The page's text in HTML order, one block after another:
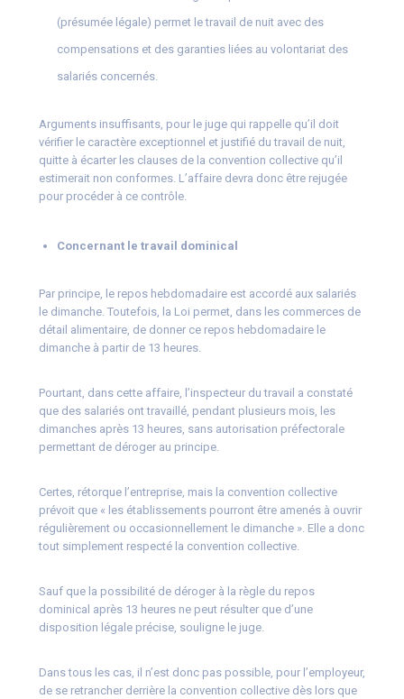
(présumée légale) permet le travail de nuit avec des
compensations et des garanties liées au volontariat des
salariés concernés.
Arguments insuffisants, pour le juge qui rappelle qu’il doit
vérifier le caractère exceptionnel et justifié du travail de nuit,
quitte à écarter les clauses de la convention collective qu’il
estimerait non conformes. L’affaire devra donc être rejugée
pour procéder à ce contrôle.
Concernant le travail dominical
Par principe, le repos hebdomadaire est accordé aux salariés
le dimanche. Toutefois, la Loi permet, dans les commerces de
détail alimentaire, de donner ce repos hebdomadaire le
dimanche à partir de 13 heures.
Pourtant, dans cette affaire, l’inspecteur du travail a constaté
que des salariés ont travaillé, pendant plusieurs mois, les
dimanches après 13 heures, sans autorisation préfectorale
permettant de déroger au principe.
Certes, rétorque l’entreprise, mais la convention collective
prévoit que « les établissements pourront être amenés à ouvrir
régulièrement ou occasionnellement le dimanche ». Elle a donc
tout simplement respecté la convention collective.
Sauf que la possibilité de déroger à la règle du repos
dominical après 13 heures ne peut résulter que d’une
disposition légale précise, souligne le juge.
Dans tous les cas, il n’est donc pas possible, pour l’employeur,
de se retrancher derrière la convention collective dès lors que